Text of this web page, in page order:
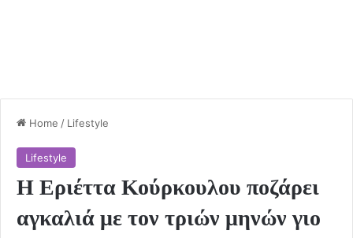
Home / Lifestyle
Lifestyle
Η Εριέττα Κούρκουλου ποζάρει
αγκαλιά με τον τριών μηνών γιο